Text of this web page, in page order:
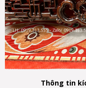
Thông tin